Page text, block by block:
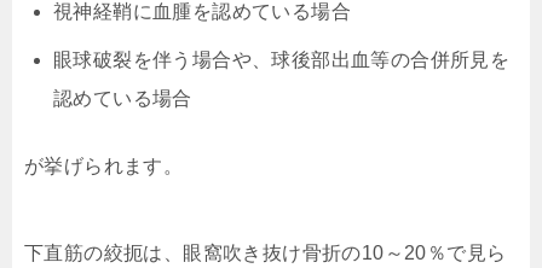
視神経鞘に血腫を認めている場合
眼球破裂を伴う場合や、球後部出血等の合併所見を
認めている場合
が挙げられます。
下直筋の絞扼は、眼窩吹き抜け骨折の10～20％で見ら